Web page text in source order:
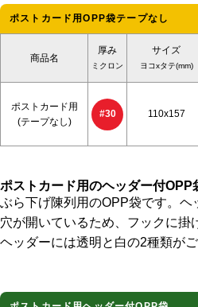
ポストカード用OPP袋テープなし
商品名
厚み
ミクロン
サイズ
ヨコxタテ(mm)
ポストカード用
(テープなし)
#30 110x157
ポストカード用のヘッダー付OPP
ぶら下げ陳列用のOPP袋です。ヘ
穴が開いているため、フックに掛
ヘッダーには透明と白の2種類がご